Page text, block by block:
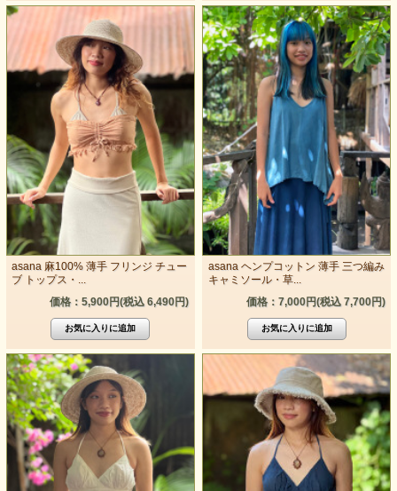
asana 麻100% 薄手 フリンジ チュー
ブ トップス・...
価格：5,900円(税込 6,490円)
asana ヘンプコットン 薄手 三つ編み
キャミソール・草...
価格：7,000円(税込 7,700円)